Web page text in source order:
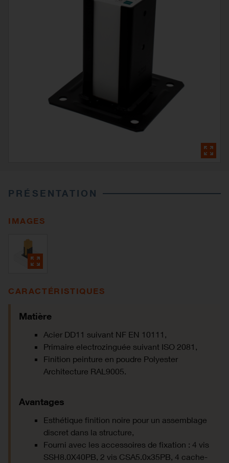
PRÉSENTATION
IMAGES
CARACTÉRISTIQUES
Matière
Acier DD11 suivant NF EN 10111,
Primaire electrozinguée suivant ISO 2081,
Finition peinture en poudre Polyester
Architecture RAL9005.
Avantages
Esthétique finition noire pour un assemblage
discret dans la structure,
Fourni avec les accessoires de fixation : 4 vis
SSH8.0X40PB, 2 vis CSA5.0x35PB, 4 cache-